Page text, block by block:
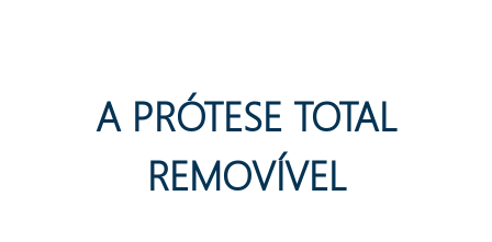
A PRÓTESE TOTAL
REMOVÍVEL